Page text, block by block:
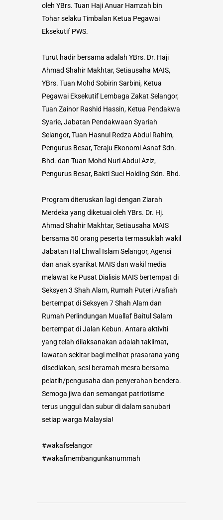
oleh YBrs. Tuan Haji Anuar Hamzah bin
Tohar selaku Timbalan Ketua Pegawai
Eksekutif PWS.
Turut hadir bersama adalah YBrs. Dr. Haji
Ahmad Shahir Makhtar, Setiausaha MAIS,
YBrs. Tuan Mohd Sobirin Sarbini, Ketua
Pegawai Eksekutif Lembaga Zakat Selangor,
Tuan Zainor Rashid Hassin, Ketua Pendakwa
Syarie, Jabatan Pendakwaan Syariah
Selangor, Tuan Hasnul Redza Abdul Rahim,
Pengurus Besar, Teraju Ekonomi Asnaf Sdn.
Bhd. dan Tuan Mohd Nuri Abdul Aziz,
Pengurus Besar, Bakti Suci Holding Sdn. Bhd.
Program diteruskan lagi dengan Ziarah
Merdeka yang diketuai oleh YBrs. Dr. Hj.
Ahmad Shahir Makhtar, Setiausaha MAIS
bersama 50 orang peserta termasuklah wakil
Jabatan Hal Ehwal Islam Selangor, Agensi
dan anak syarikat MAIS dan wakil media
melawat ke Pusat Dialisis MAIS bertempat di
Seksyen 3 Shah Alam, Rumah Puteri Arafiah
bertempat di Seksyen 7 Shah Alam dan
Rumah Perlindungan Muallaf Baitul Salam
bertempat di Jalan Kebun. Antara aktiviti
yang telah dilaksanakan adalah taklimat,
lawatan sekitar bagi melihat prasarana yang
disediakan, sesi beramah mesra bersama
pelatih/pengusaha dan penyerahan bendera.
Semoga jiwa dan semangat patriotisme
terus unggul dan subur di dalam sanubari
setiap warga Malaysia!
#wakafselangor
#wakafmembangunkanummah